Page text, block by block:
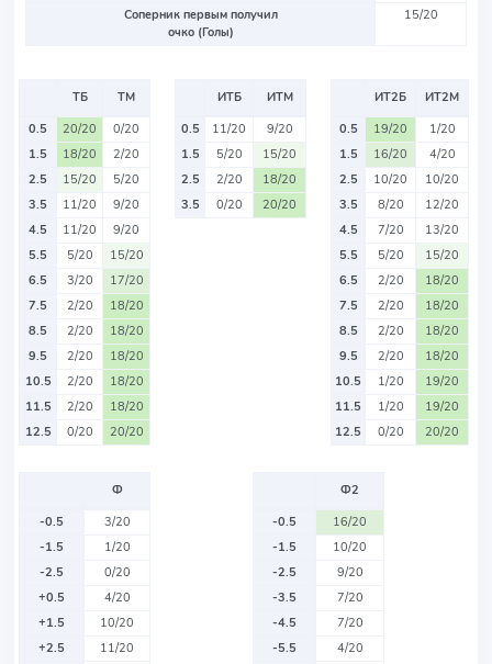
Соперник первым получил
очко (Голы)
15/20
ТБ
ТМ
0.5
20/20
0/20
1.5
18/20
2/20
2.5
15/20
5/20
3.5
11/20
9/20
4.5
11/20
9/20
5.5
5/20
15/20
6.5
3/20
17/20
7.5
2/20
18/20
8.5
2/20
18/20
9.5
2/20
18/20
10.5
2/20
18/20
11.5
2/20
18/20
12.5
0/20 20/20
ИТБ
ИТМ
0.5
11/20
9/20
1.5
5/20
15/20
2.5
2/20
18/20
3.5
0/20 20/20
ИТ2Б
ИТ2М
0.5
19/20
1/20
1.5
16/20
4/20
2.5
10/20
10/20
3.5
8/20
12/20
4.5
7/20
13/20
5.5
5/20
15/20
6.5
2/20
18/20
7.5
2/20
18/20
8.5
2/20
18/20
9.5
2/20
18/20
10.5
1/20
19/20
11.5
1/20
19/20
12.5
0/20 20/20
Ф
-0.5
3/20
-1.5
1/20
-2.5
0/20
+0.5
4/20
+1.5
10/20
+2.5
11/20
Ф2
-0.5
16/20
-1.5
10/20
-2.5
9/20
-3.5
7/20
-4.5
7/20
-5.5
4/20